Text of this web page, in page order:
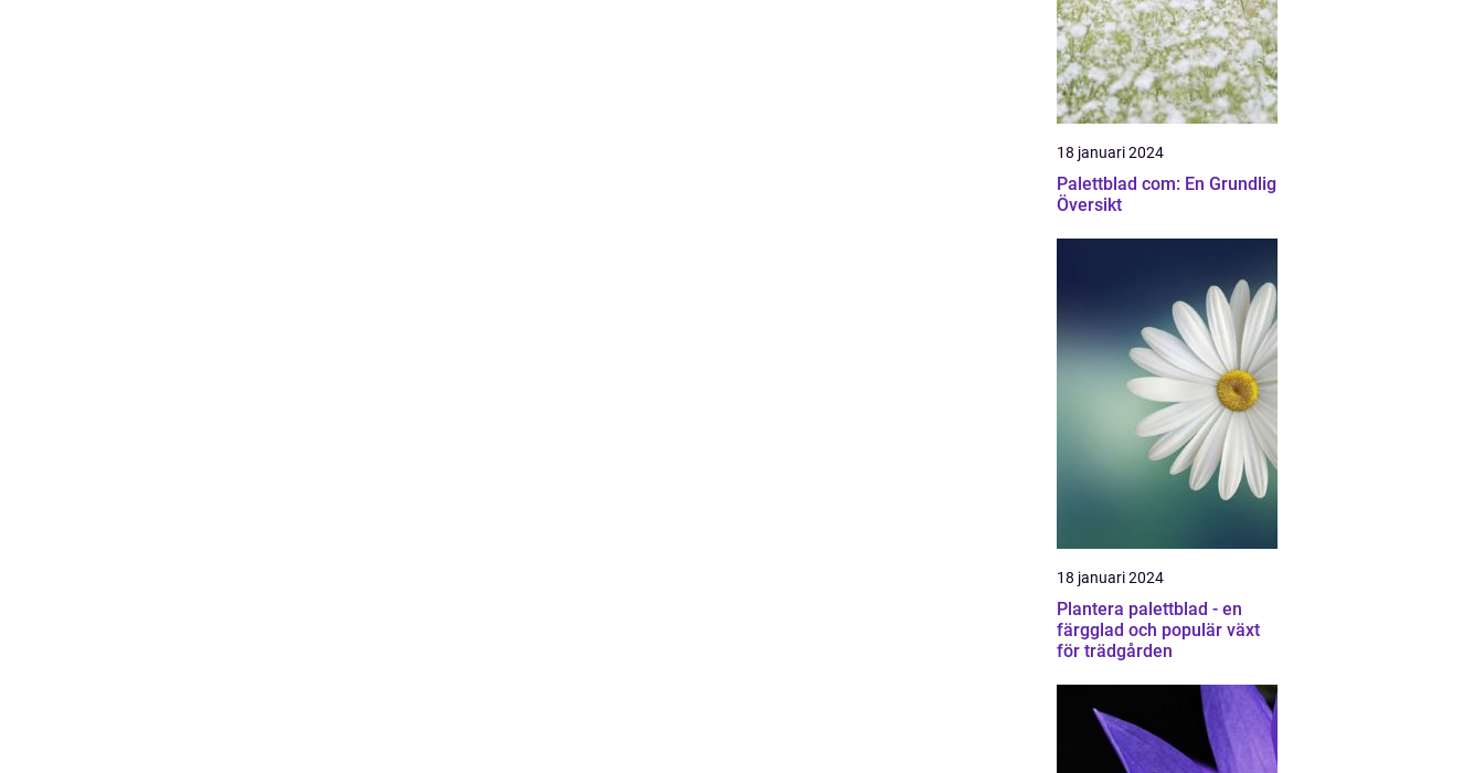
18 januari 2024
Palettblad com: En Grundlig
Översikt
18 januari 2024
Plantera palettblad - en
färgglad och populär växt
för trädgården